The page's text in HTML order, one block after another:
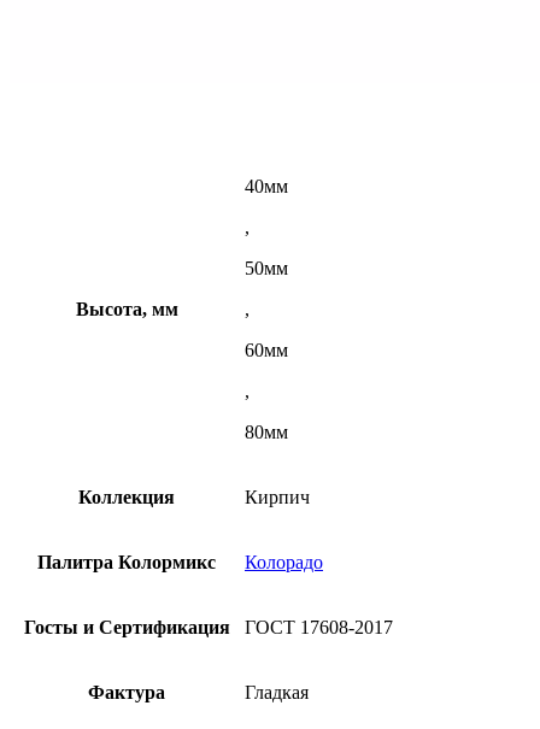
Высота, мм
40мм
,
50мм
,
60мм
,
80мм
Коллекция Кирпич
Палитра Колормикс Колорадо
Госты и Сертификация ГОСТ 17608-2017
Фактура Гладкая